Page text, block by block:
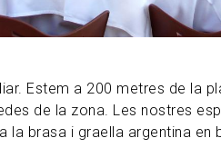
Estem a 200 metres de la
de la zona. Les nostres
la brasa i graella argentina en